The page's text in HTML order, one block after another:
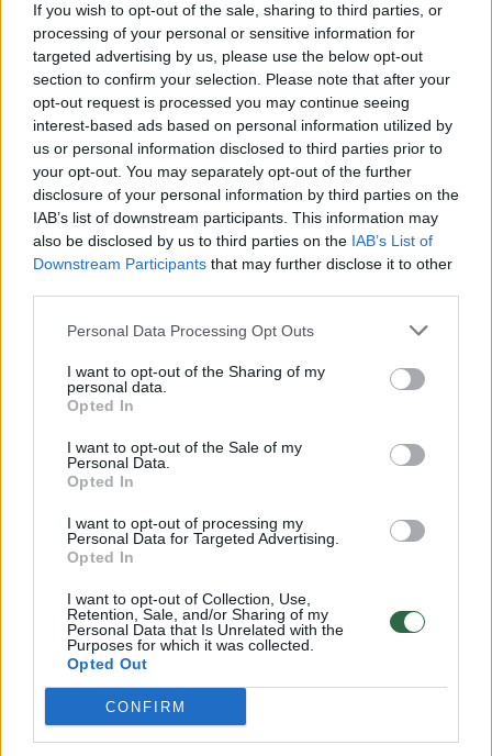
If you wish to opt-out of the sale, sharing to third parties, or
processing of your personal or sensitive information for
targeted advertising by us, please use the below opt-out
section to confirm your selection. Please note that after your
opt-out request is processed you may continue seeing
interest-based ads based on personal information utilized by
us or personal information disclosed to third parties prior to
your opt-out. You may separately opt-out of the further
disclosure of your personal information by third parties on the
IAB’s list of downstream participants. This information may
also be disclosed by us to third parties on the IAB’s List of
Downstream Participants that may further disclose it to other
Personal Data Processing Opt Outs
I want to opt-out of the Sharing of my
personal data.
Opted In
I want to opt-out of the Sale of my
Personal Data.
Opted In
I want to opt-out of processing my
Personal Data for Targeted Advertising.
Opted In
I want to opt-out of Collection, Use,
Retention, Sale, and/or Sharing of my
Personal Data that Is Unrelated with the
Purposes for which it was collected.
Opted Out
CONFIRM
rungtynių praėjusią savaitę Vilniaus
„Žalgiris“ patyrė labai skaudų
pralaimėjimą – savų sirgalių akivaizdoje
net 2:5 buvo pralaimėta Splito „Hajduk“
komandai. Po rungtynių varžovų treneris
reiškė savo susižavėjimą Vilniumi ir
stadione susirinkusiais fanais.
Jau nuo pat pradžių svečiai iš Kroatijos
paėmė rungtynių kontrolę į savo rankas:
ketvirtąją minutę buvo paskirtas baudinys,
kurį netrukus realizavo Michele Sego. Dar po
9 minučių – 14-ąją susitikimo minutę – į